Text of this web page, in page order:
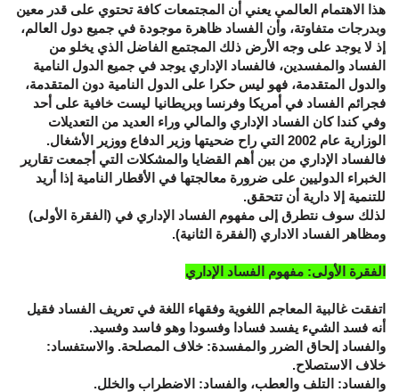
هذا الاهتمام العالمي يعني أن المجتمعات كافة تحتوي على قدر معين
وبدرجات متفاوتة، وأن الفساد ظاهرة موجودة في جميع دول العالم،
إذ لا يوجد على وجه الأرض ذلك المجتمع الفاضل الذي يخلو من
الفساد والمفسدين، فالفساد الإداري يوجد في جميع الدول النامية
والدول المتقدمة، فهو ليس حكرا على الدول النامية دون المتقدمة،
فجرائم الفساد في أمريكا وفرنسا وبريطانيا ليست خافية على أحد
وفي كندا كان الفساد الإداري والمالي وراء العديد من التعديلات
الوزارية عام 2002 التي راح ضحيتها وزير الدفاع ووزير الأشغال.
فالفساد الإداري من بين أهم القضايا والمشكلات التي أجمعت تقارير
الخبراء الدوليين على ضرورة معالجتها في الأقطار النامية إذا أريد
للتنمية إلا دارية أن تتحقق.
لذلك سوف نتطرق إلى مفهوم الفساد الإداري في (الفقرة الأولى)
ومظاهر الفساد الاداري (الفقرة الثانية).
الفقرة الأولى: مفهوم الفساد الإداري
اتفقت غالبية المعاجم اللغوية وفقهاء اللغة في تعريف الفساد فقيل
أنه فسد الشيء يفسد فسادا وفسودا وهو فاسد وفسيد.
والفساد إلحاق الضرر والمفسدة: خلاف المصلحة. والاستفساد:
خلاف الاستصلاح.
والفساد: التلف والعطب، والفساد: الاضطراب والخلل.